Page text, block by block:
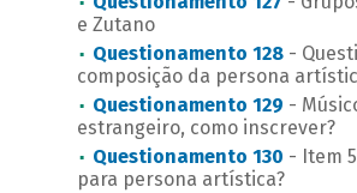
e Zutano
Questionamento 128 -
composição da persona
Questionamento 129 -
estrangeiro, como inscrever?
Questionamento 130 - Item
para persona artística?